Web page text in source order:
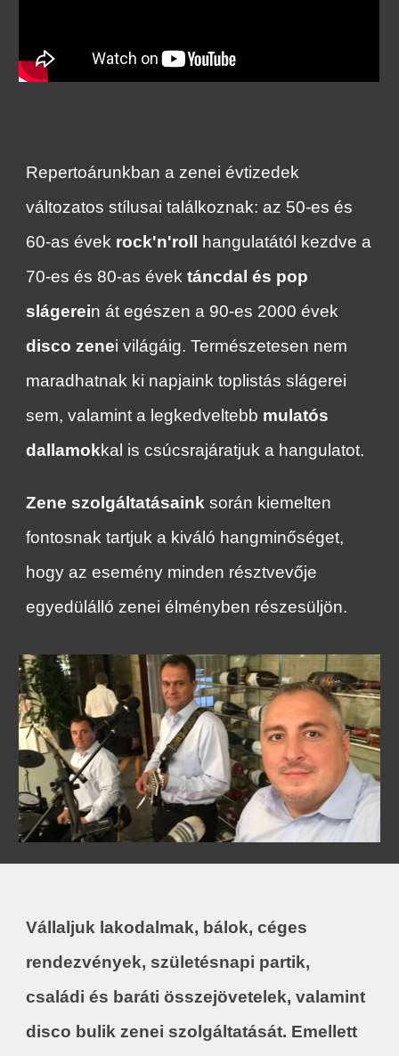
Repertoárunkban a zenei évtizedek
változatos stílusai találkoznak: az 50-es és
60-as évek rock'n'roll
hangulatától kezdve a
70-es és 80-as évektáncdal és pop
slágerein át egészen a 90-es 2000 évek
disco zenei világáig. Természetesen nem
maradhatnak ki napjaink toplistás slágerei
sem, valamint a legkedveltebb mulatós
dallamokkal is csúcsrajáratjuk a hangulatot.
Zene szolgáltatásaink során kiemelten
fontosnak tartjuk a kiváló hangminőséget,
hogy az esemény minden résztvevője
egyedülálló zenei élményben részesüljön.
Vállaljuk lakodalmak, bálok, céges
rendezvények, születésnapi partik,
családi és baráti összejövetelek, valamint
disco bulik zenei szolgáltatását. Emellett